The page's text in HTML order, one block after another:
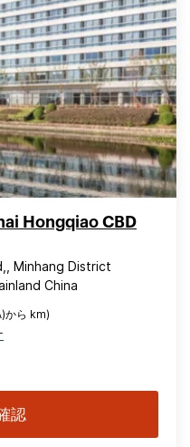
Hongqiao CBD
Minhang District
China
から km)
認